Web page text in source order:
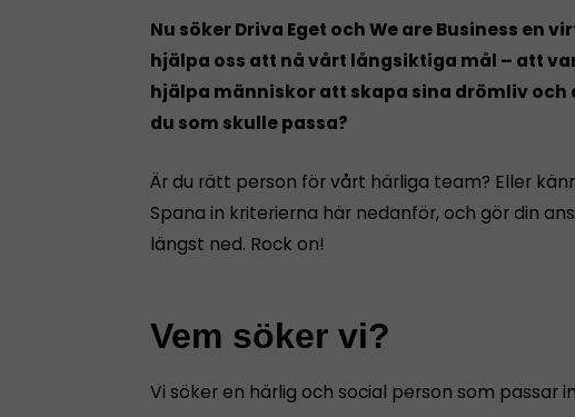
Nu söker Driva Eget och We are Business en
hjälpa oss att nå vårt långsiktiga mål – att
hjälpa människor att skapa sina drömliv och
du som skulle passa?
Är du rätt person för vårt härliga team? Eller
Spana in kriterierna här nedanför, och gör din
längst ned. Rock on!
Vem söker vi?
Vi söker en härlig och social person som passar